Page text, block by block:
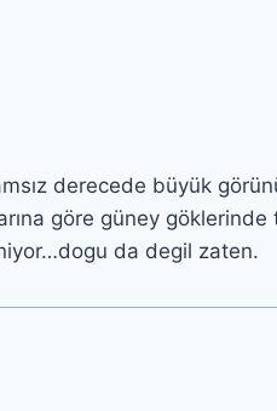
derecede büyük
göre güney
da degil zaten.